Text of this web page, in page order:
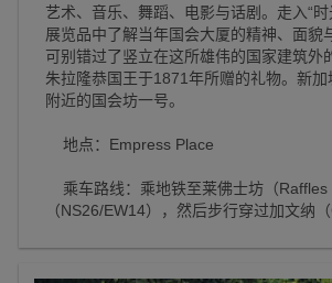
艺术、音乐、舞蹈、电影与话剧。走入“时
展览品中了解当年国会大厦的精神、面貌
可别错过了竖立在这所雄伟的国家建筑外
朱拉隆恭国王于1871年所赠的礼物。新加
附近的国会坊一号。
地点：Empress Place
乘车路线：乘地铁至莱佛士坊（Raffles
（NS26/EW14），然后步行穿过加文纳